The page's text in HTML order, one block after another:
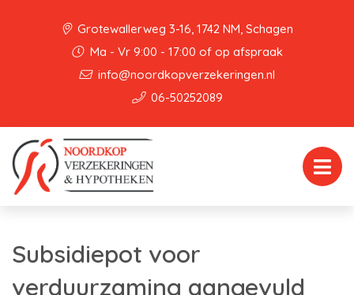
Grotewallerweg 3-16, 1742 NM, Schagen
Ma - Vr 9:00 - 17:00 of op afspraak
info@noordkopverzekeringen.nl
06-50252089
Subsidiepot voor
verduurzaming aangevuld